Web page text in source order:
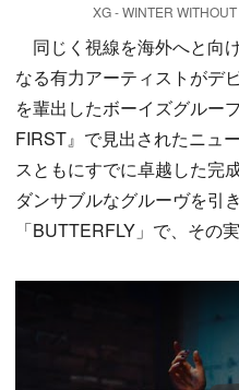
XG - WINTER
同じく視線を海外へと向
なる有力アーティストがデ
を輩出したボーイズグルー
FIRST』で見出されたニュ
スともにすでに卓越した完
ダンサブルなグルーヴを引
「BUTTERFLY」で、その